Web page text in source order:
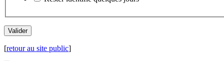
[retour au site public]